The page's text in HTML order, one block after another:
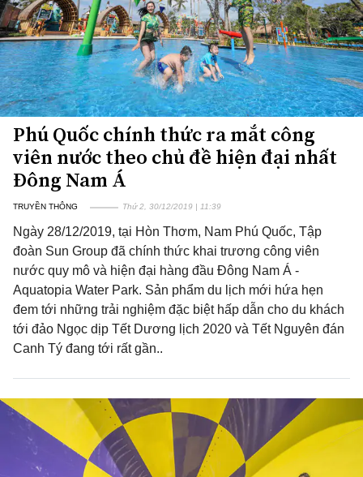
Phú Quốc chính thức ra mắt công
viên nước theo chủ đề hiện đại nhất
Đông Nam Á
TRUYỀN THÔNG Thứ 2, 30/12/2019 | 11:39
Ngày 28/12/2019, tại Hòn Thơm, Nam Phú Quốc, Tập
đoàn Sun Group đã chính thức khai trương công viên
nước quy mô và hiện đại hàng đầu Đông Nam Á -
Aquatopia Water Park. Sản phẩm du lịch mới hứa hẹn
đem tới những trải nghiệm đặc biệt hấp dẫn cho du khách
tới đảo Ngọc dịp Tết Dương lịch 2020 và Tết Nguyên đán
Canh Tý đang tới rất gần..